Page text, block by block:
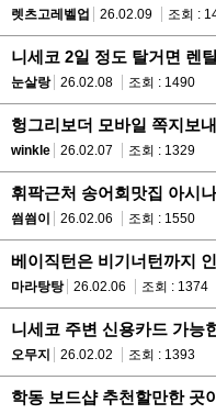
렛츠고레벨업
26.02.09 조회 :
니세코 2일 정도 탈거면 렌
눈살랑
26.02.08 조회 : 1490
헝그리보더 모바일 쪽지보
winkle
26.02.07 조회 : 1329
휘팍근처 송어회맛집 아시
씜씜이
26.02.06 조회 : 1550
베이직턴은 비기너턴까지
마라탕탕
26.02.06 조회 : 1374
니세코 주변 신용카드 가능
오무지
26.02.02 조회 : 1393
학동 보드샵 추천할만한 곳